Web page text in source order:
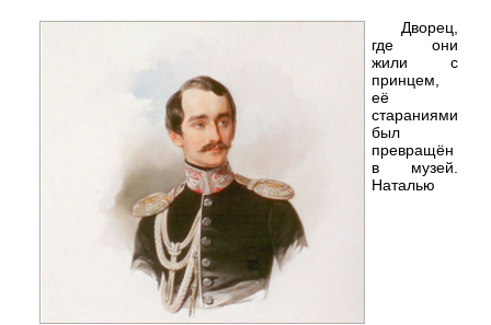
Дворец,
где они
жили с
принцем,
её
стараниями
был
превращён
в музей.
Наталью